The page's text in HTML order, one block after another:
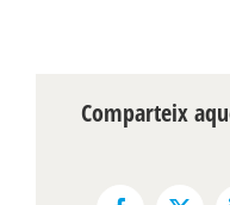
Comparteix